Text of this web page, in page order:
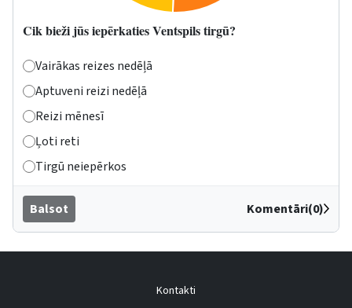
Cik bieži jūs iepērkaties Ventspils tirgū?
Vairākas reizes nedēļā
Aptuveni reizi nedēļā
Reizi mēnesī
Ļoti reti
Tirgū neiepērkos
Balsot Komentāri(0)
Kontakti